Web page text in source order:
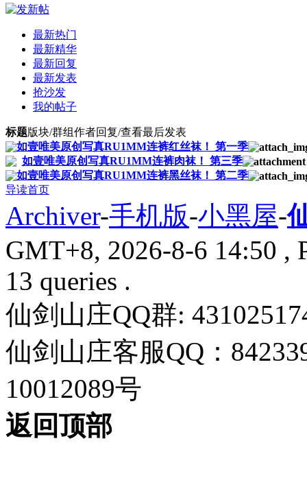
最新热门
最新精华
最新回复
最新发表
抢沙发
我的帖子
标题版块/群组作者回复/查看最后发表
如壹唯美原创写真RU1MM连裤红丝袜！ 第一季
如壹唯美原创写真RU1MM连裤肉袜！ 第三季
如壹唯美原创写真RU1MM连裤黑丝袜！ 第二季
导读首页
Archiver-手机版-小黑屋-
GMT+8, 2026-8-6 14:50 ,
13 queries .
仙剑山庄QQ群:
仙剑山庄客服QQ：
10012089号
返回顶部